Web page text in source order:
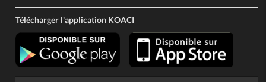
Télécharger l'application KOACI